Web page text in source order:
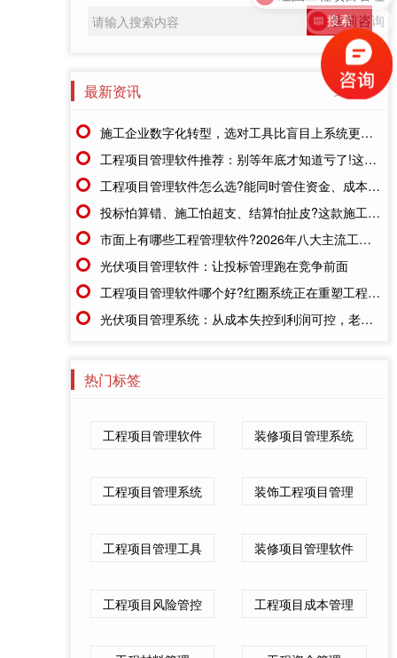
最新资讯 更多>>
施工企业数字化转型，选对工具比盲目上系统更重要
工程项目管理软件推荐：别等年底才知道亏了!这套系统让每一分钱都有迹可循
工程项目管理软件怎么选?能同时管住资金、成本、进度的才靠谱
投标怕算错、施工怕超支、结算怕扯皮?这款施工成本管理系统一招全解决
市面上有哪些工程管理软件?2026年八大主流工具深度盘点
光伏项目管理软件：让投标管理跑在竞争前面
工程项目管理软件哪个好?红圈系统正在重塑工程企业的"数字大脑"
光伏项目管理系统：从成本失控到利润可控，老板只需做对一步
热门标签
工程项目管理软件 装修项目管理系统
工程项目管理系统 装饰工程项目管理
工程项目管理工具 装修项目管理软件
工程项目风险管控 工程项目成本管理
售前咨询